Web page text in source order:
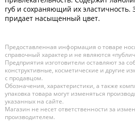
губ и сохраняющий их
придает насыщенный цвет.
Предоставленная информация о товаре
справочный характер и не являются
Предприятия изготовители оставляют за
конструктивные, косметические и другие
с продавцом.
Обозначения, характеристики, а также
упаковка товара могут изменяться
указанных на сайте.
Магазин не несет ответственности за
производителем.